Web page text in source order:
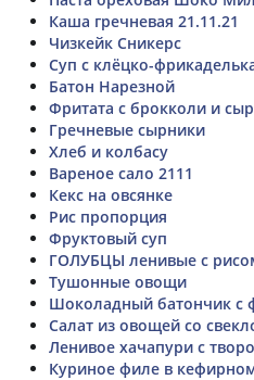
Каша гречневая 21.11.21
Чизкейк Сникерс
Суп с клёцко-
Батон Нарезной
Фритата с брокколи и
Гречневые сырники
Хлеб и колбасу
Вареное сало 2111
Кекс на овсянке
Рис пропорция
Фруктовый суп
ГОЛУБЦЫ ленивые с
Тушонные овощи
Шоколадный батончик с
Салат из овощей со
Ленивое хачапури с
Куриное филе в